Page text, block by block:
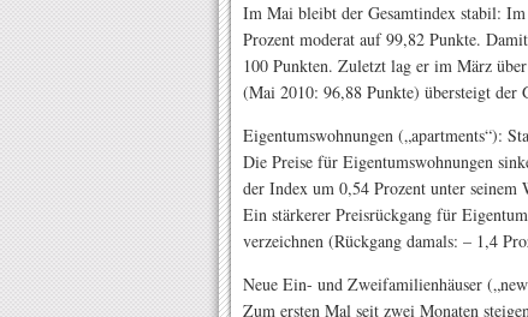
Im Mai bleibt der Gesamtindex stabil:
Prozent moderat auf 99,82 Punkte.
100 Punkten. Zuletzt lag er im März
(Mai 2010: 96,88 Punkte) übersteigt der
Eigentumswohnungen („apartments“):
Die Preise für Eigentumswohnungen
der Index um 0,54 Prozent unter
Ein stärkerer Preisrückgang für
verzeichnen (Rückgang damals: – 1,4
Neue Ein- und Zweifamilienhäuser
Zum ersten Mal seit zwei Monaten